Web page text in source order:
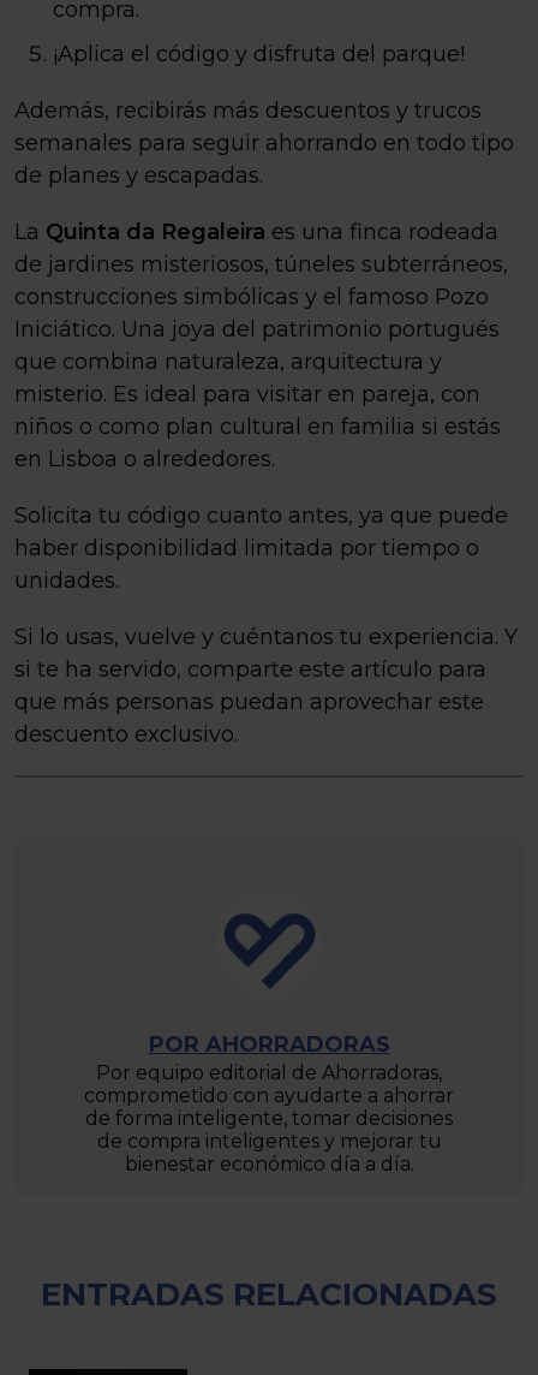
compra.
¡Aplica el código y disfruta del parque!
Además, recibirás más descuentos y trucos
semanales para seguir ahorrando en todo tipo
de planes y escapadas.
La Quinta da Regaleira es una finca rodeada
de jardines misteriosos, túneles subterráneos,
construcciones simbólicas y el famoso Pozo
Iniciático. Una joya del patrimonio portugués
que combina naturaleza, arquitectura y
misterio. Es ideal para visitar en pareja, con
niños o como plan cultural en familia si estás
en Lisboa o alrededores.
Solicita tu código cuanto antes, ya que puede
haber disponibilidad limitada por tiempo o
unidades.
Si lo usas, vuelve y cuéntanos tu experiencia. Y
si te ha servido, comparte este artículo para
que más personas puedan aprovechar este
descuento exclusivo.
POR AHORRADORAS
Por equipo editorial de Ahorradoras,
comprometido con ayudarte a ahorrar
de forma inteligente, tomar decisiones
de compra inteligentes y mejorar tu
bienestar económico día a día.
ENTRADAS RELACIONADAS